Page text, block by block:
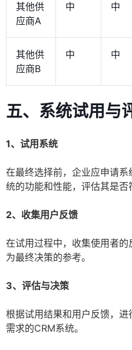
其他供
应商A
中 中
其他供
应商B
中 中
五、系统试用与
1、试用系统
在最终选择前，企业应申请
统的功能和性能，评估其是否
2、收集用户反馈
在试用过程中，收集使用者
为最终决策的参考。
3、评估与决策
根据试用结果和用户反馈，
需求的CRM系统。